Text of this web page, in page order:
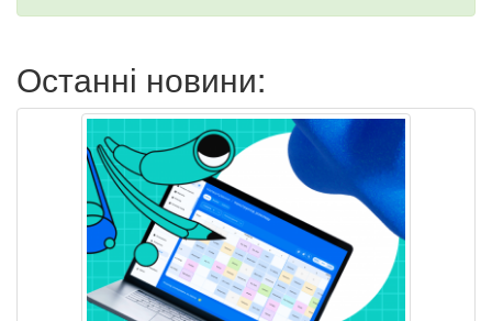
Останні новини: